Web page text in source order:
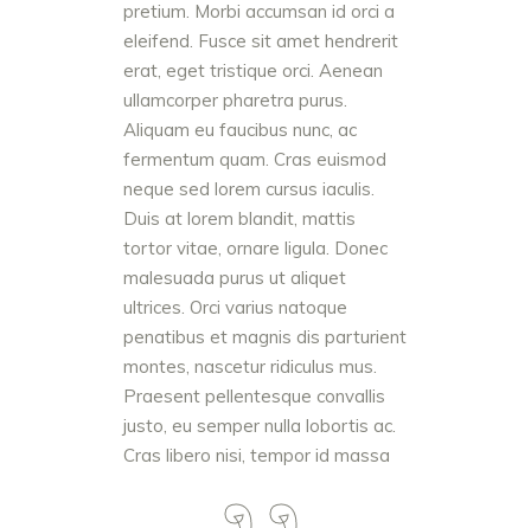
pretium. Morbi accumsan id orci a
eleifend. Fusce sit amet hendrerit
erat, eget tristique orci. Aenean
ullamcorper pharetra purus.
Aliquam eu faucibus nunc, ac
fermentum quam. Cras euismod
neque sed lorem cursus iaculis.
Duis at lorem blandit, mattis
tortor vitae, ornare ligula. Donec
malesuada purus ut aliquet
ultrices. Orci varius natoque
penatibus et magnis dis parturient
montes, nascetur ridiculus mus.
Praesent pellentesque convallis
justo, eu semper nulla lobortis ac.
Cras libero nisi, tempor id massa